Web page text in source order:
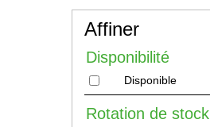
Affiner
Disponibilité
Disponible
Rotation de stock